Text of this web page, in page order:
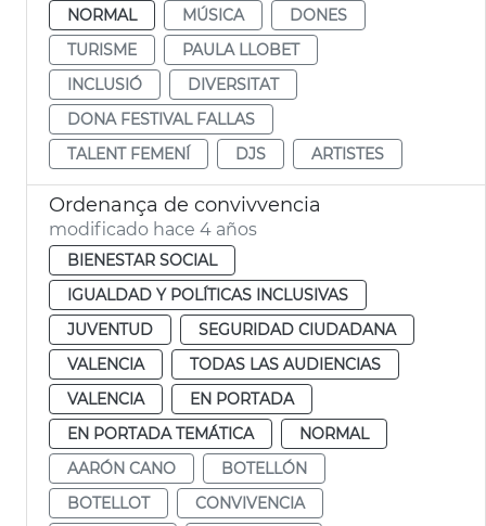
NORMAL
MÚSICA
DONES
TURISME
PAULA LLOBET
INCLUSIÓ
DIVERSITAT
DONA FESTIVAL FALLAS
TALENT FEMENÍ
DJS ARTISTES
Ordenança de convivvencia
modificado hace 4 años
BIENESTAR SOCIAL
IGUALDAD Y POLÍTICAS INCLUSIVAS
JUVENTUD
SEGURIDAD CIUDADANA
VALENCIA
TODAS LAS AUDIENCIAS
VALENCIA
EN PORTADA
EN PORTADA TEMÁTICA
NORMAL
AARÓN CANO
BOTELLÓN
BOTELLOT
CONVIVENCIA